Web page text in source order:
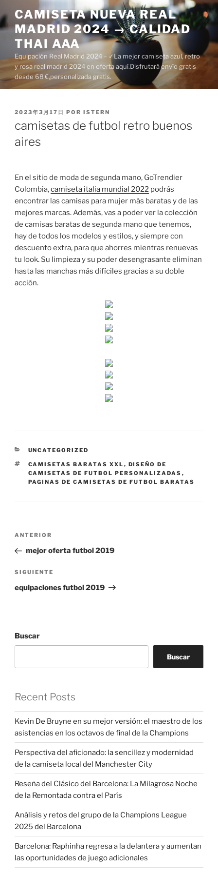
al
contenido
CAMISETA NUEVA REAL
MADRID 2024 → CALIDAD
THAI AAA
Equipación Real Madrid 2024 – ✓La mejor camiseta azul, retro
y rosa real madrid 2024 en oferta aquí.Disfrutará envío gratis
desde 68 €,personalizada gratis.
PUBLICADO
2023年3月17日 POR ISTERN
camisetas de futbol retro buenos
aires
En el sitio de moda de segunda mano, GoTrendier
Colombia,camiseta italia mundial 2022 podrás
encontrar las camisas para mujer más baratas y de las
mejores marcas. Además, vas a poder ver la colección
de camisas baratas de segunda mano que tenemos,
hay de todos los modelos y estilos, y siempre con
descuento extra, para que ahorres mientras renuevas
tu look. Su limpieza y su poder desengrasante eliminan
hasta las manchas más difíciles gracias a su doble
acción.
CATEGORÍAS
UNCATEGORIZED
ETIQUETAS
CAMISETAS BARATAS XXL , DISEÑO DE
CAMISETAS DE FUTBOL PERSONALIZADAS ,
PAGINAS DE CAMISETAS DE FUTBOL BARATAS
Navegación
entradas
Entrada
anterior:
ANTERIOR
mejor oferta futbol 2019
Siguiente
entrada
SIGUIENTE
equipaciones futbol 2019
Buscar
Buscar
Recent Posts
Kevin De Bruyne en su mejor versión: el maestro de los
asistencias en los octavos de final de la Champions
Perspectiva del aficionado: la sencillez y modernidad
de la camiseta local del Manchester City
Reseña del Clásico del Barcelona: La Milagrosa Noche
de la Remontada contra el París
Análisis y retos del grupo de la Champions League
2025 del Barcelona
Barcelona: Raphinha regresa a la delantera y aumentan
las oportunidades de juego adicionales